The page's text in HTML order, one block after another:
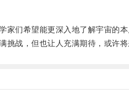
们希望能更深入地了解宇宙的本
战，但也让人充满期待，或许将